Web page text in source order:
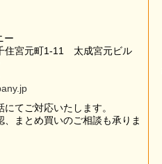
ー
住宮元町1-11 太成宮元ビル
てご対応いたします。
まとめ買いのご相談も承りま